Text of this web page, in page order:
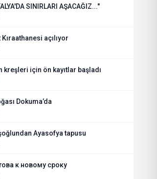
SINIRLARI AŞACAĞIZ..."
açılıyor
kreşleri için ön kayıtlar başladı
Dokuma’da
Ayasofya tapusu
к новому сроку